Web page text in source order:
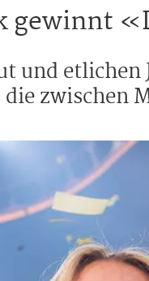
gewinnt
und
zwischen